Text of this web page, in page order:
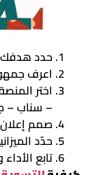
حدد هدفك
اعرف
اختر
– سناب –
صمم
حدّد
تابع